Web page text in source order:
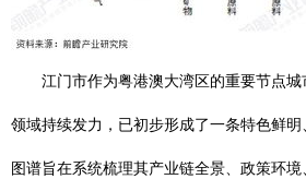
江门市作为粤港澳大湾区的重要节点
领域持续发力，已初步形成了一条特色鲜
图谱旨在系统梳理其产业链全景、政策环境